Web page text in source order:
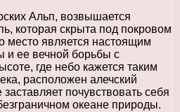
Альп, возвышается
которая скрыта под покровом
место является настоящим
ее вечной борьбы с
где небо кажется таким
расположен алечский
почувствовать себя
океане природы.